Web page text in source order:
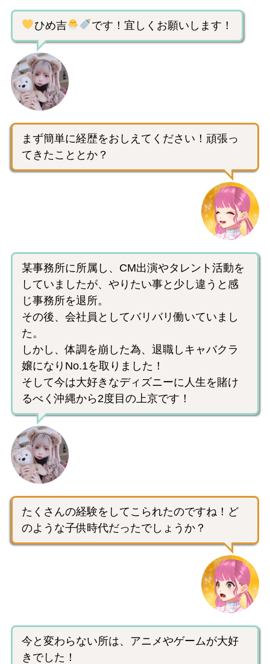
ひめ吉 です！宜しくお願いします！
まず簡単に経歴をおしえてください！頑張っ
てきたこととか？
某事務所に所属し、CM出演やタレント活動を
していましたが、やりたい事と少し違うと感
じ事務所を退所。
その後、会社員としてバリバリ働いていまし
た。
しかし、体調を崩した為、退職しキャバクラ
嬢になりNo.1を取りました！
そして今は大好きなディズニーに人生を賭け
るべく沖縄から2度目の上京です！
たくさんの経験をしてこられたのですね！ど
のような子供時代だったでしょうか？
今と変わらない所は、アニメやゲームが大好
きでした！